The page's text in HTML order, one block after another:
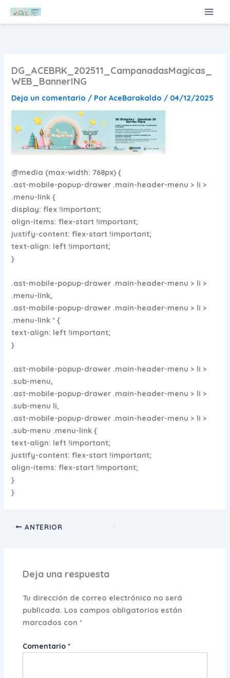
DG_ACEBRK_202511_CampanadasMagicas_
WEB_BannerING
Deja un comentario / PorAceBarakaldo / 04/12/2025
@media (max-width: 768px) {
.ast-mobile-popup-drawer .main-header-menu > li >
.menu-link {
display: flex !important;
align-items: flex-start !important;
justify-content: flex-start !important;
text-align: left !important;
}
.ast-mobile-popup-drawer .main-header-menu > li >
.menu-link,
.ast-mobile-popup-drawer .main-header-menu > li >
.menu-link * {
text-align: left !important;
}
.ast-mobile-popup-drawer .main-header-menu > li >
.sub-menu,
.ast-mobile-popup-drawer .main-header-menu > li >
.sub-menu li,
.ast-mobile-popup-drawer .main-header-menu > li >
.sub-menu .menu-link {
text-align: left !important;
justify-content: flex-start !important;
align-items: flex-start !important;
}
}
ANTERIOR
Deja una respuesta
Tu dirección de correo electrónico no será
publicada. Los campos obligatorios están
marcados con*
Comentario*